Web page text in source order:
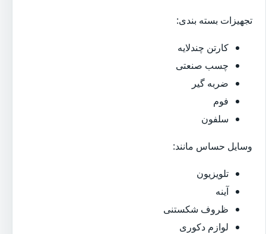
تجهیزات بسته بندی:
کارتن چندلایه
چسب صنعتی
ضربه گیر
فوم
سلفون
وسایل حساس مانند:
تلویزیون
آینه
ظروف شکستنی
لوازم دکوری